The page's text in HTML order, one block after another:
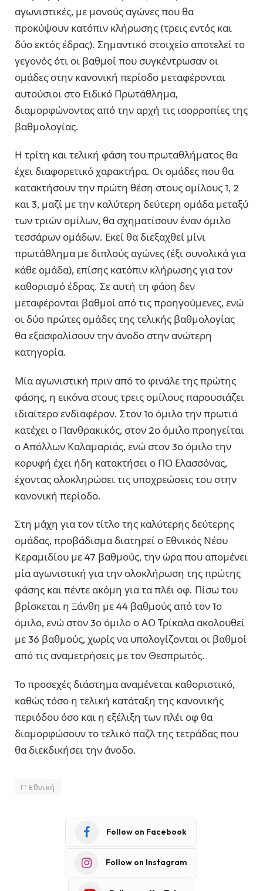
αγωνιστικές, με μονούς αγώνες που θα
προκύψουν κατόπιν κλήρωσης (τρεις εντός και
δύο εκτός έδρας). Σημαντικό στοιχείο αποτελεί το
γεγονός ότι οι βαθμοί που συγκέντρωσαν οι
ομάδες στην κανονική περίοδο μεταφέρονται
αυτούσιοι στο Ειδικό Πρωτάθλημα,
διαμορφώνοντας από την αρχή τις ισορροπίες της
βαθμολογίας.
Η τρίτη και τελική φάση του πρωταθλήματος θα
έχει διαφορετικό χαρακτήρα. Οι ομάδες που θα
κατακτήσουν την πρώτη θέση στους ομίλους 1, 2
και 3, μαζί με την καλύτερη δεύτερη ομάδα μεταξύ
των τριών ομίλων, θα σχηματίσουν έναν όμιλο
τεσσάρων ομάδων. Εκεί θα διεξαχθεί μίνι
πρωτάθλημα με διπλούς αγώνες (έξι συνολικά για
κάθε ομάδα), επίσης κατόπιν κλήρωσης για τον
καθορισμό έδρας. Σε αυτή τη φάση δεν
μεταφέρονται βαθμοί από τις προηγούμενες, ενώ
οι δύο πρώτες ομάδες της τελικής βαθμολογίας
θα εξασφαλίσουν την άνοδο στην ανώτερη
κατηγορία.
Μία αγωνιστική πριν από το φινάλε της πρώτης
φάσης, η εικόνα στους τρεις ομίλους παρουσιάζει
ιδιαίτερο ενδιαφέρον. Στον 1ο όμιλο την πρωτιά
κατέχει ο Πανθρακικός, στον 2ο όμιλο προηγείται
ο Απόλλων Καλαμαριάς, ενώ στον 3ο όμιλο την
κορυφή έχει ήδη κατακτήσει ο ΠΟ Ελασσόνας,
έχοντας ολοκληρώσει τις υποχρεώσεις του στην
κανονική περίοδο.
Στη μάχη για τον τίτλο της καλύτερης δεύτερης
ομάδας, προβάδισμα διατηρεί ο Εθνικός Νέου
Κεραμιδίου με 47 βαθμούς, την ώρα που απομένει
μία αγωνιστική για την ολοκλήρωση της πρώτης
φάσης και πέντε ακόμη για τα πλέι οφ. Πίσω του
βρίσκεται η Ξάνθη με 44 βαθμούς από τον 1ο
όμιλο, ενώ στον 3ο όμιλο ο ΑΟ Τρίκαλα ακολουθεί
με 36 βαθμούς, χωρίς να υπολογίζονται οι βαθμοί
από τις αναμετρήσεις με τον Θεσπρωτός.
Το προσεχές διάστημα αναμένεται καθοριστικό,
καθώς τόσο η τελική κατάταξη της κανονικής
περιόδου όσο και η εξέλιξη των πλέι οφ θα
διαμορφώσουν το τελικό παζλ της τετράδας που
θα διεκδικήσει την άνοδο.
Γ' Εθνική
Follow on Facebook
Follow on Instagram